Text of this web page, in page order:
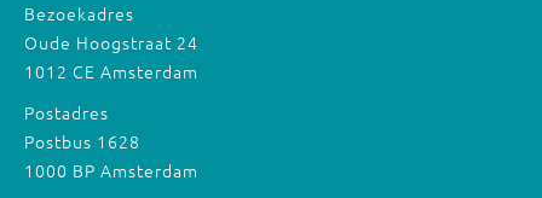
Bezoekadres
Oude Hoogstraat 24
1012 CE Amsterdam
Postadres
Postbus 1628
1000 BP Amsterdam